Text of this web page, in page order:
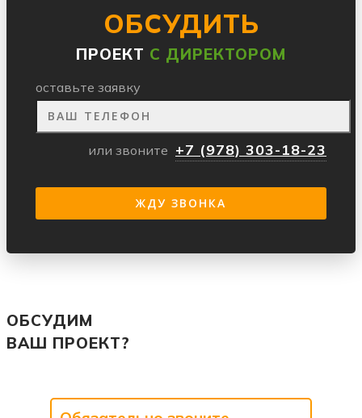
ОБСУДИТЬ
ПРОЕКТ С ДИРЕКТОРОМ
оставьте заявку
или звоните +7 (978) 303-18-23
ОБСУДИМ
ВАШ ПРОЕКТ?